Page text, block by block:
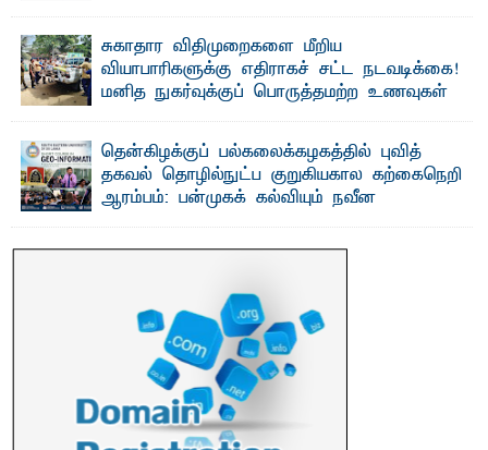
வழங்கும் திட்டம்
ப ல்கலைக்கழக மாணவர்களின் உயர்கல்வி வாய்ப்புகளை
மேம்படுத்தும் நோக்கில் ஹாஷிம் உமர் பௌண்டேசனால் ...
சுகாதார விதிமுறைகளை மீறிய
வியாபாரிகளுக்கு எதிராகச் சட்ட நடவடிக்கை!
மனித நுகர்வுக்குப் பொருத்தமற்ற உணவுகள்
கைப்பற்றப்பட்டுக் அழிப்பு
பாறுக் ஷிஹான்- க ல்முனை பொதுச் சந்தைப் பகுதியில்
சுகாதார விதிமுறைகளை மீறிச் செயற்பட்ட ...
தென்கிழக்குப் பல்கலைக்கழகத்தில் புவித்
தகவல் தொழில்நுட்ப குறுகியகால கற்கைநெறி
ஆரம்பம்: பன்முகக் கல்வியும் நவீன
பேராசிரியர் எம். எம். பாஸில்